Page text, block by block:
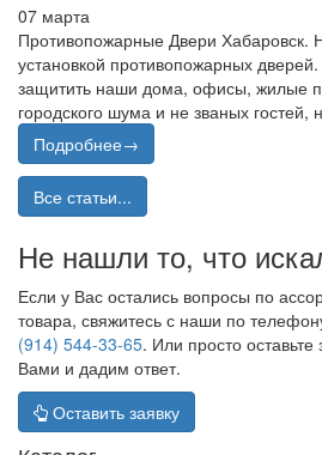
07 марта
Противопожарные Двери
установкой противопожарных
защитить наши дома, офисы, жилые
городского шума и не званых гостей,
Подробнее→
Все статьи...
Не нашли то, что
Если у Вас остались вопросы по
товара, свяжитесь с наши по
(914) 544-33-65. Или просто
Вами и дадим ответ.
Оставить заявку